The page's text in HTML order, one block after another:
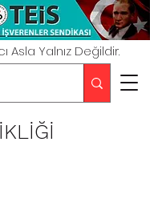
Asla Yalnız Değildir.